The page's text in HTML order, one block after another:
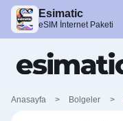
Esimatic
eSIM İnternet Paketi
Anasayfa > Bolgeler >